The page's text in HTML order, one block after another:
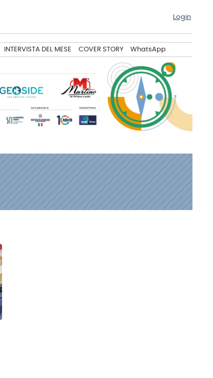
Login
INTERVISTA DEL MESE COVER STORY WhatsApp